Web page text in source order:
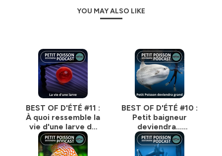
https://baleinesousgravillon.com/liens-2
_______
Contact :
Marc Mortelmans
marc@baleinesousgravillon.com
_______
Toutes les infos :
https://bit.ly/prez_PPDP_ecosyst_BSG
YOU MAY ALSO LIKE
BEST OF D'ÉTÉ #11 :
À quoi ressemble la
vie d'une larve de
poisson ? (Bill
François)
BEST OF D'ÉTÉ #10 :
Petit baigneur
deviendra...
immense (Bill
François)